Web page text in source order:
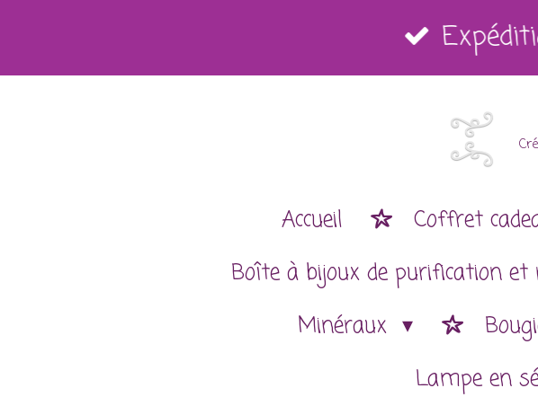
au
Accueil Coffret
Boîte à bijoux de purification
Minéraux
Lampe en